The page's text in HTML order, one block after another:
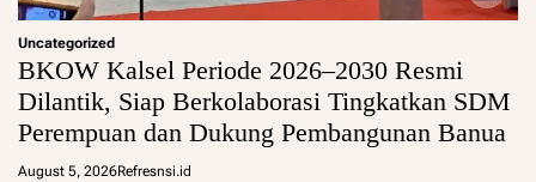
Uncategorized
BKOW Kalsel Periode 2026–2030 Resmi
Dilantik, Siap Berkolaborasi Tingkatkan SDM
Perempuan dan Dukung Pembangunan Banua
August 5, 2026Refresnsi.id